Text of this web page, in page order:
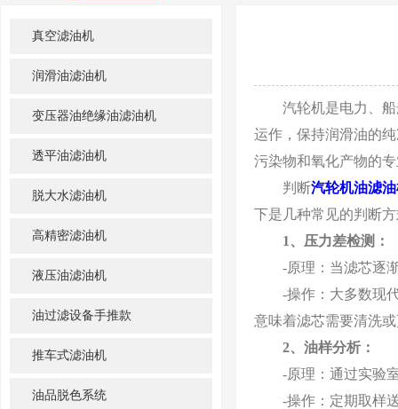
真空滤油机
润滑油滤油机
变压器油绝缘油滤油机
透平油滤油机
脱大水滤油机
高精密滤油机
液压油滤油机
油过滤设备手推款
推车式滤油机
油品脱色系统
汽轮机是电力、船
运作，保持润滑油的
污染物和氧化产物的
判断汽轮机油滤
下是几种常见的判断
1、压力差检测：
-原理：当滤芯逐渐
-操作：大多数现代
意味着滤芯需要清洗
2、油样分析：
-原理：通过实验室
-操作：定期取样送